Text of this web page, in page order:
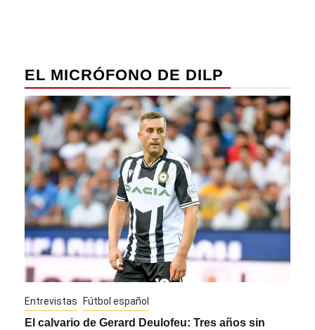
EL MICRÓFONO DE DILP
Entrevistas Fútbol español
El calvario de Gerard Deulofeu: Tres años sin